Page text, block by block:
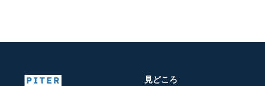
見どころ